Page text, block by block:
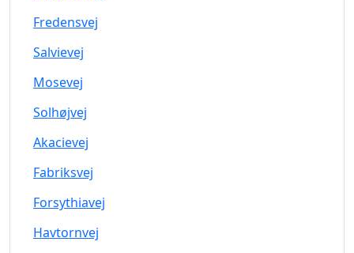
Fredensvej
Salvievej
Mosevej
Solhøjvej
Akacievej
Fabriksvej
Forsythiavej
Havtornvej